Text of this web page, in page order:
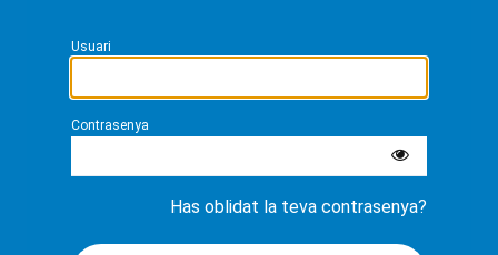
Usuari
Contrasenya
Has oblidat la teva contrasenya?